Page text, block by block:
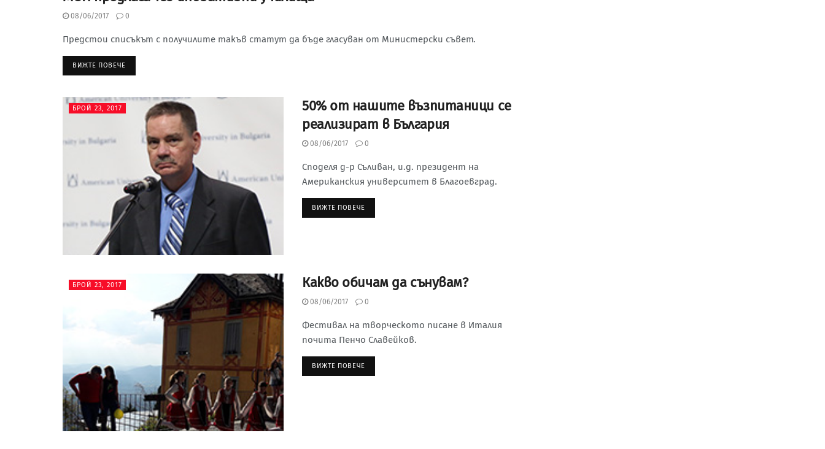
08/06/2017 0
Предстои списъкът с получилите такъв статут да бъде гласуван от Министерски съвет.
ВИЖТЕ ПОВЕЧЕ
БРОЙ 23, 2017
50% от нашите възпитаници се
реализират в България
08/06/2017 0
Споделя д-р Съливан, и.д. президент на
Американския университет в Благоевград.
ВИЖТЕ ПОВЕЧЕ
БРОЙ 23, 2017 Какво обичам да сънувам?
08/06/2017 0
Фестивал на творческото писане в Италия
почита Пенчо Славейков.
ВИЖТЕ ПОВЕЧЕ